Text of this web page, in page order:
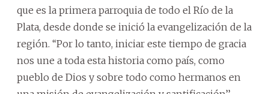
que es la primera parroquia de todo el Río de la
Plata, desde donde se inició la evangelización de la
región. ‘‘Por lo tanto, iniciar este tiempo de gracia
nos une a toda esta historia como país, como
pueblo de Dios y sobre todo como hermanos en